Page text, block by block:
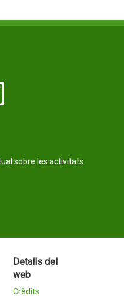
sobre les activitats
Detalls del
web
Crèdits